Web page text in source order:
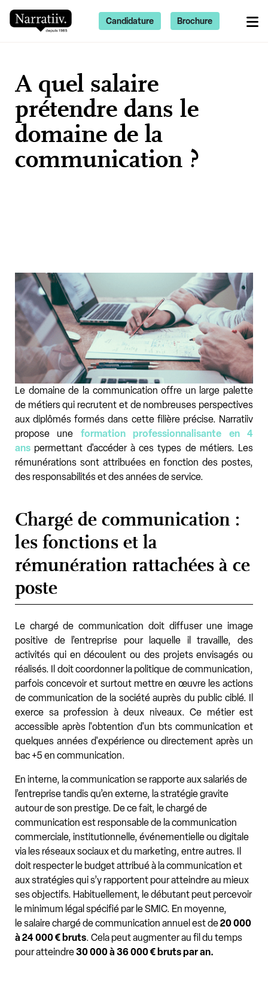
A quel salaire
prétendre dans le
domaine de la
communication ?
Le domaine de la communication offre un large palette
de métiers qui recrutent et de nombreuses perspectives
aux diplômés formés dans cette filière précise. Narratiiv
propose une formation professionnalisante en 4
ans permettant d'accéder à ces types de métiers. Les
rémunérations sont attribuées en fonction des postes,
des responsabilités et des années de service.
Chargé de communication :
les fonctions et la
rémunération rattachées à ce
poste
Le chargé de communication doit diffuser une image
positive de l’entreprise pour laquelle il travaille, des
activités qui en découlent ou des projets envisagés ou
réalisés. Il doit coordonner la politique de communication,
parfois concevoir et surtout mettre en œuvre les actions
de communication de la société auprès du public ciblé. Il
exerce sa profession à deux niveaux. Ce métier est
accessible après l'obtention d'un bts communication et
quelques années d'expérience ou directement après un
bac +5 en communication.
En interne, la communication se rapporte aux salariés de
l’entreprise tandis qu’en externe, la stratégie gravite
autour de son prestige. De ce fait, le chargé de
communication est responsable de la communication
commerciale, institutionnelle, événementielle ou digitale
via les réseaux sociaux et du marketing, entre autres. Il
doit respecter le budget attribué à la communication et
aux stratégies qui s’y rapportent pour atteindre au mieux
ses objectifs. Habituellement, le débutant peut percevoir
le minimum légal spécifié par le SMIC. En moyenne,
le salaire chargé de communication annuel est de20 000
à 24 000 € bruts. Cela peut augmenter au fil du temps
pour atteindre30 000 à 36 000 € bruts par an.
Candidature Brochure